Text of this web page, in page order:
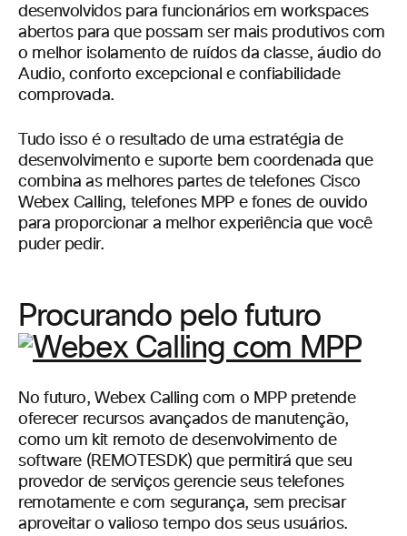
desenvolvidos para funcionários em workspaces
abertos para que possam ser mais produtivos com
o melhor isolamento de ruídos da classe, áudio do
Audio, conforto excepcional e confiabilidade
comprovada.
Tudo isso é o resultado de uma estratégia de
desenvolvimento e suporte bem coordenada que
combina as melhores partes de telefones Cisco
Webex Calling, telefones MPP e fones de ouvido
para proporcionar a melhor experiência que você
puder pedir.
Procurando pelo futuro
No futuro, Webex Calling com o MPP pretende
oferecer recursos avançados de manutenção,
como um kit remoto de desenvolvimento de
software (REMOTESDK) que permitirá que seu
provedor de serviços gerencie seus telefones
remotamente e com segurança, sem precisar
aproveitar o valioso tempo dos seus usuários.